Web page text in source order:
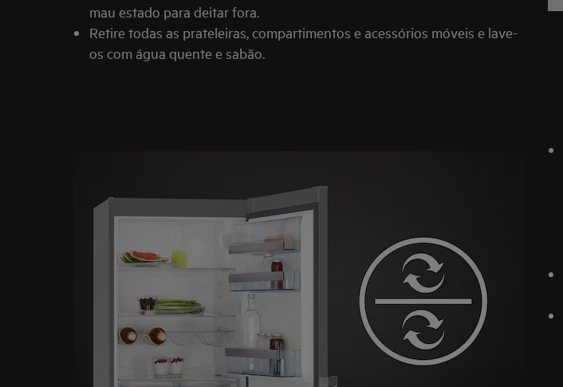
mau estado para deitar fora.
Retire todas as prateleiras, compartimentos e acessórios móveis e lave-
os com água quente e sabão.